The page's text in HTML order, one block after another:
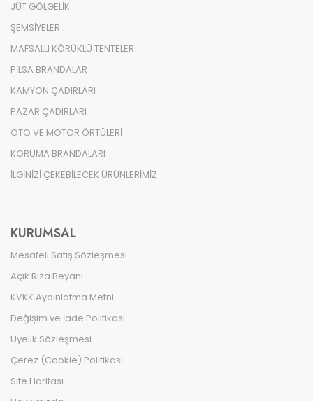
JÜT GÖLGELİK
ŞEMSİYELER
MAFSALLI KÖRÜKLÜ TENTELER
PİLSA BRANDALAR
KAMYON ÇADIRLARI
PAZAR ÇADIRLARI
OTO VE MOTOR ÖRTÜLERİ
KORUMA BRANDALARI
İLGİNİZİ ÇEKEBİLECEK ÜRÜNLERİMİZ
KURUMSAL
Mesafeli Satış Sözleşmesi
Açık Rıza Beyanı
KVKK Aydınlatma Metni
Değişim ve İade Politikası
Üyelik Sözleşmesi
Çerez (Cookie) Politikası
Site Haritası